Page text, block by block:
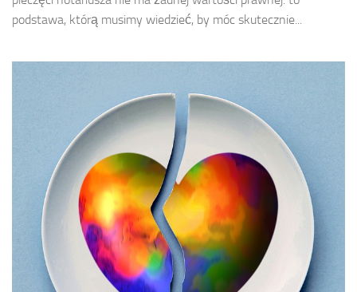
podstawa, którą musimy wiedzieć, by móc skutecznie...